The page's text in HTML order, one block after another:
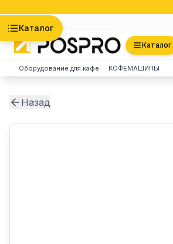
Каталог
Каталог
Оборудование для кафе КОФЕМАШИНЫ
Назад